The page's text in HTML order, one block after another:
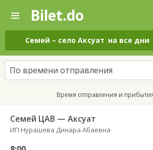
—
Поиск
и
покупка
билетов
на
автобус
онлайн
Bilet.do
Семей – село Аксуат на все дни
По времени отправления
Время отправления и
Семей ЦАВ — Аксуат
ИП Нурашева Динара Абаевна